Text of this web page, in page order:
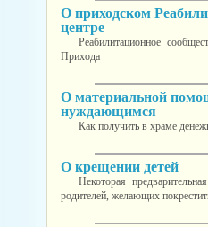
О приходском
центре
Реабилитационное
Прихода
О материальной
нуждающимся
Как получить в храме
О крещении детей
Некоторая
родителей, желающих